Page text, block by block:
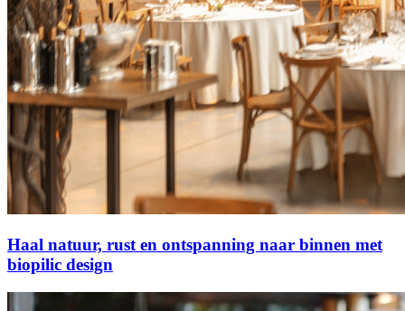
Haal natuur, rust en ontspanning naar binnen met
biopilic design